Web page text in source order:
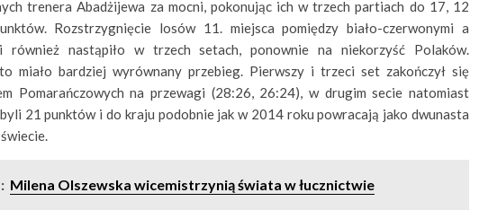
trenera Abadżijewa za mocni, pokonując ich w trzech partiach do 17, 12
Rozstrzygnięcie losów 11. miejsca pomiędzy biało-czerwonymi a
również nastąpiło w trzech setach, ponownie na niekorzyść Polaków.
miało bardziej wyrównany przebieg. Pierwszy i trzeci set zakończył się
Pomarańczowych na przewagi (28:26, 26:24), w drugim secie natomiast
21 punktów i do kraju podobnie jak w 2014 roku powracają jako dwunasta
Milena Olszewska wicemistrzynią świata w łucznictwie